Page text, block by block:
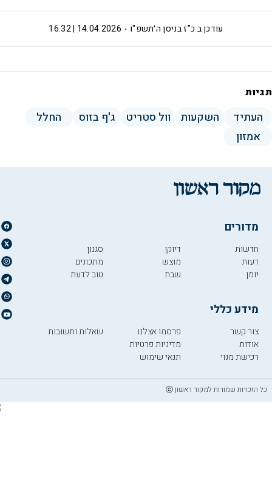
כ"ז בניסן ה׳תשפ"ו 14.04.2026 | 16:32 עודכן ב
תגיות
העתיד השקעות וול סטריט ג'ף בזוס
החלל
אמזון
מדורים
חדשות
דעות
יומן
דיוקן
מוצש
שבת
סגנון
מתכונים
טוב לדעת
מידע כללי
צור קשר
אודות
רכישת מנוי
פרסמו אצלנו
מדיניות פרטיות
תנאי שימוש
שאלות ותשובות
כל הזכויות שמורות למקור ראשון ⓒ